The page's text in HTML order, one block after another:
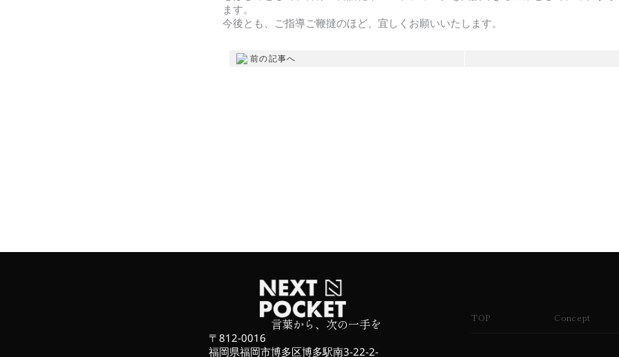
ます。
今後とも、ご指導ご鞭撻のほど、宜しくお願いいたします。
前の記事へ
言葉から、次の一手を
〒812-0016
福岡県福岡市博多区博多駅南3-22-2-
TOP Concept